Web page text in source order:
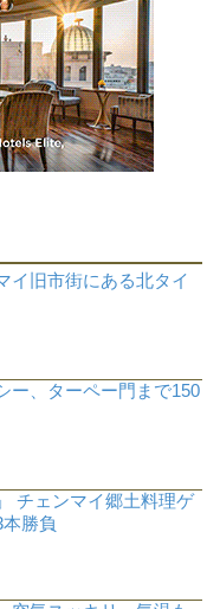
イ旧市街にある北タイ
ー、ターペー門まで150
チェンマイ郷土料理ゲ
勝負